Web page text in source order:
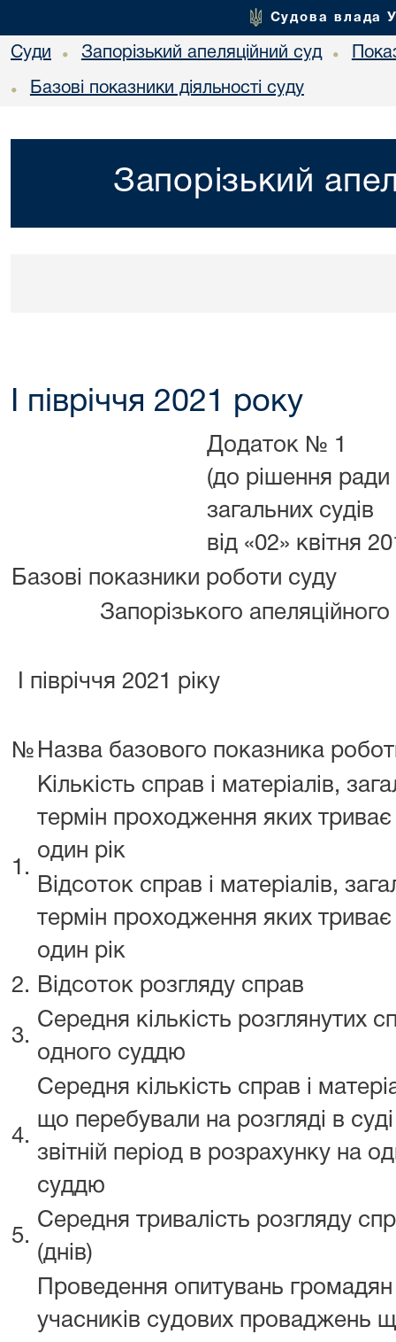
Судова влада
Суди • Запорізький апеляційний суд •
• Базові показники діяльності суду
Запорізький
I півріччя 2021 року
Додаток № 1
(до рішення ради
загальних судів
від «02» квітня
Базові показники роботи суду
Запорізького
I півріччя 2021 ріку
№ Назва базового показника
1.
Кількість справ і матеріалів,
термін проходження яких
один рік
Відсоток справ і матеріалів,
термін проходження яких
один рік
2. Відсоток розгляду справ
3.
Середня кількість розглянутих
одного суддю
4.
Середня кількість справ і
що перебували на розгляді в
звітній період в розрахунку на
суддю
5.
Середня тривалість розгляду
(днів)
Проведення опитувань
учасників судових проваджень